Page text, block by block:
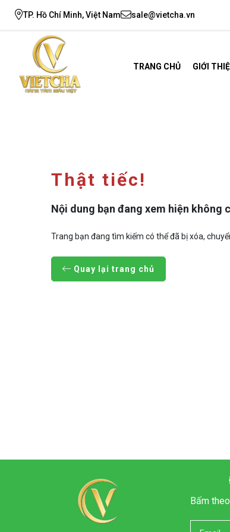
TP. Hồ Chí Minh, Việt Nam sale@vietcha.vn
TRANG CHỦ GIỚI
Thật tiếc!
Nội dung bạn đang xem hiện không
Trang bạn đang tìm kiếm có thể đã bị xóa,
Quay lại trang chủ
Bấm